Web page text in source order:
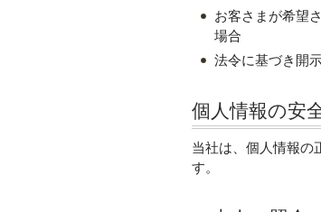
お客さまが希望
場合
法令に基づき開
個人情報の安
当社は、個人情報の
す。